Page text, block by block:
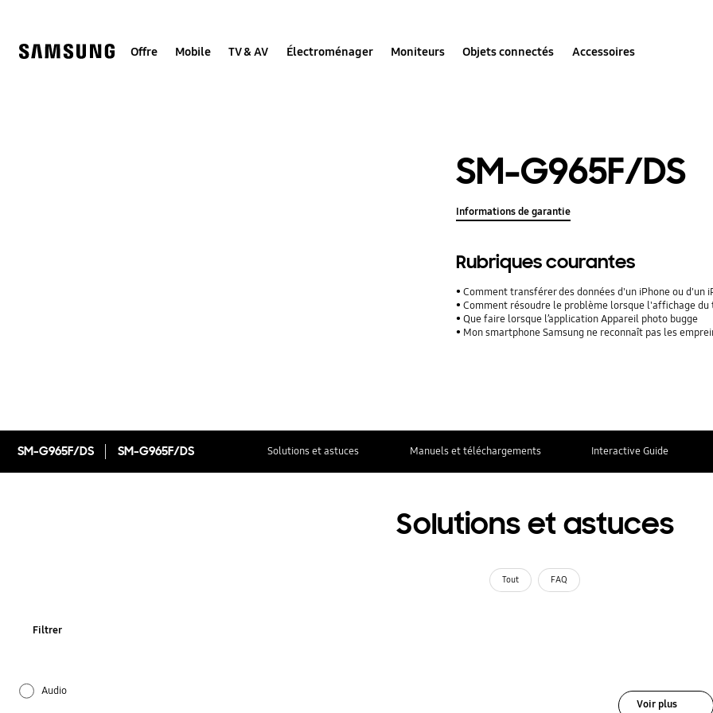
Offre Mobile TV & AV Électroménager Moniteurs Objets connectés Accessoires
SM-G965F/DS
Informations de garantie
Rubriques courantes
Comment transférer des données d'un iPhone ou d'un
Comment résoudre le problème lorsque l'affichage du
Que faire lorsque l’application Appareil photo bugge
Mon smartphone Samsung ne reconnaît pas les
SM-G965F/DS SM-G965F/DS Solutions et astuces Manuels et téléchargements Interactive Guide
Solutions et astuces
Tout FAQ
Filtrer
Audio
Voir plus